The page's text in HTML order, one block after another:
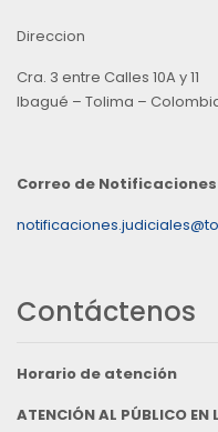
Direccion
Cra. 3 entre Calles 10A y 11
Ibagué – Tolima –
Correo de
Contáctenos
Horario de atención
ATENCIÓN AL PÚBLICO EN